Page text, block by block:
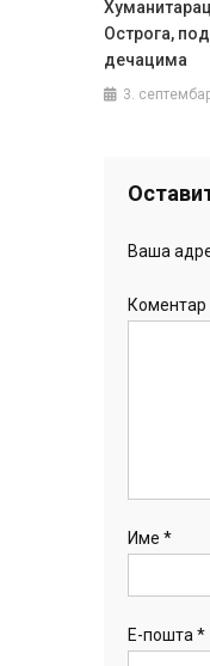
Острога,
дечацима
3.
Ваша
Коментар
Име *
Е-пошта *